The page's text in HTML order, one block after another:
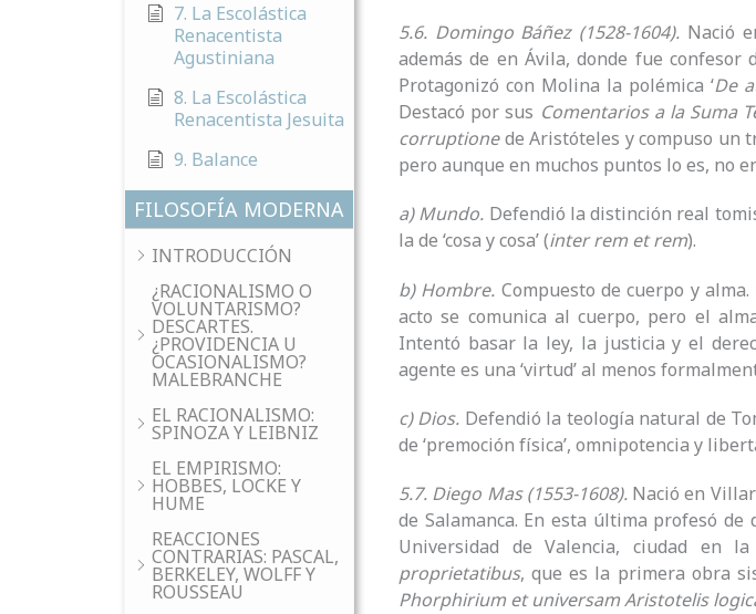
7. La Escolástica
Renacentista
Agustiniana
8. La Escolástica
Renacentista Jesuita
9. Balance
FILOSOFÍA MODERNA
INTRODUCCIÓN
¿RACIONALISMO O
VOLUNTARISMO?
DESCARTES.
¿PROVIDENCIA U
OCASIONALISMO?
MALEBRANCHE
EL RACIONALISMO:
SPINOZA Y LEIBNIZ
EL EMPIRISMO:
HOBBES, LOCKE Y
HUME
REACCIONES
CONTRARIAS: PASCAL,
BERKELEY, WOLFF Y
ROUSSEAU
5.6. Domingo Báñez (1528-1604). Nació
además de en Ávila, donde fue confesor
Protagonizó con Molina la polémica ‘De
Destacó por sus Comentarios a la Suma
corruptionede Aristóteles y compuso un
pero aunque en muchos puntos lo es, no
a) Mundo. Defendió la distinción real
la de ‘cosa y cosa’ (inter rem et rem).
b) Hombre. Compuesto de cuerpo y
acto se comunica al cuerpo, pero el
Intentó basar la ley, la justicia y el
agente es una ‘virtud’ al menos
c) Dios. Defendió la teología natural de
de ‘premoción física’, omnipotencia y
5.7. Diego Mas (1553-1608). Nació en
de Salamanca. En esta última profesó
Universidad de Valencia, ciudad en
proprietatibus, que es la primera obra
Phorphirium et universam Aristotelis